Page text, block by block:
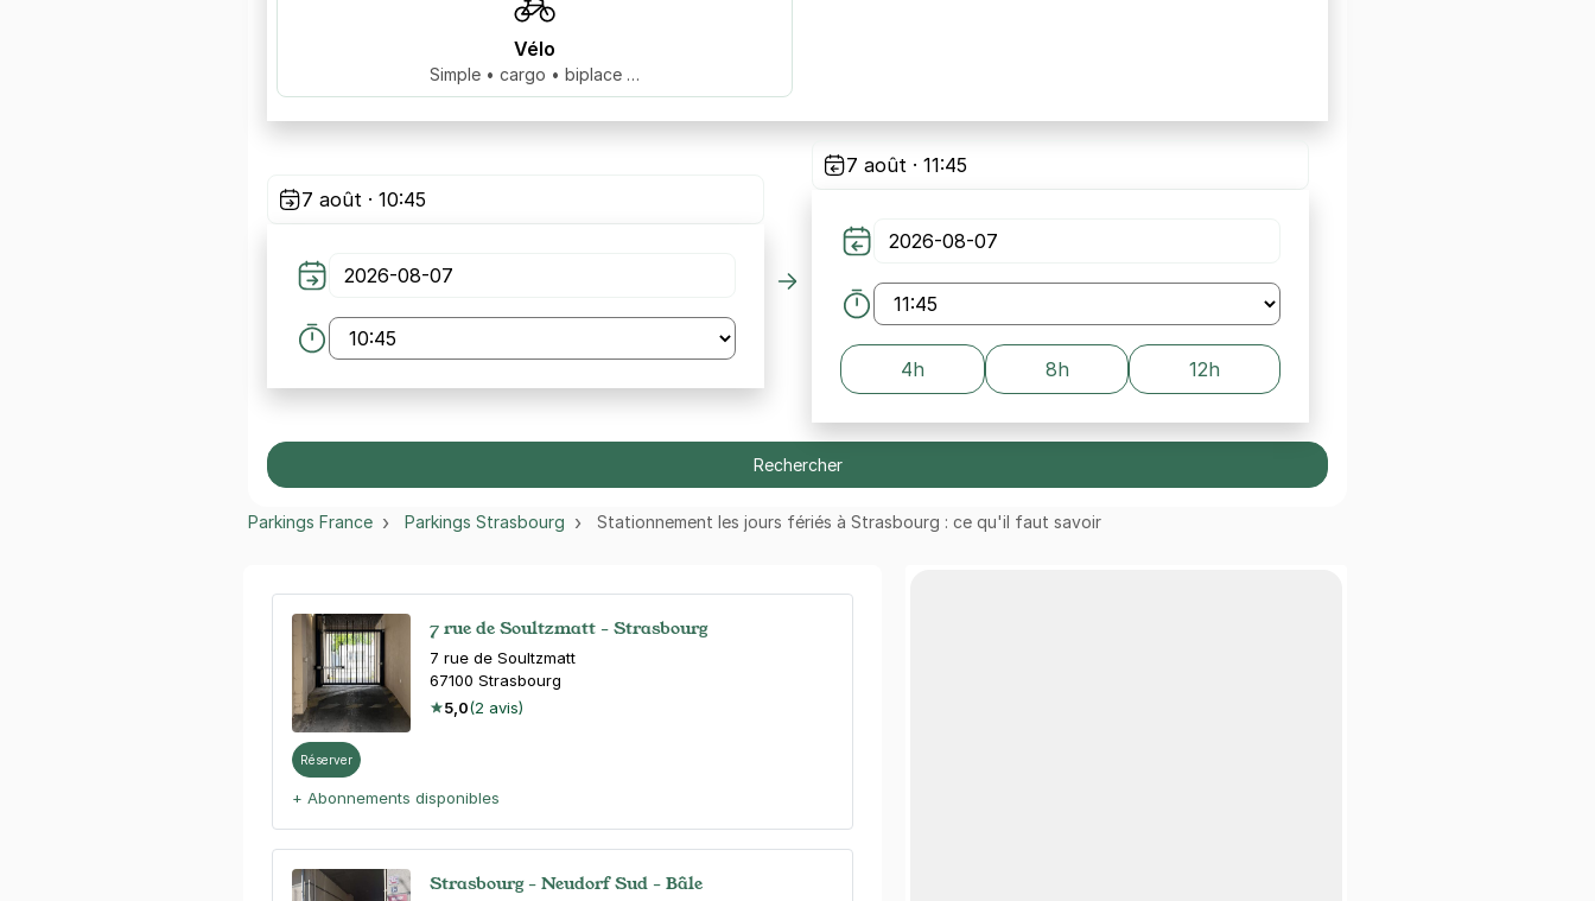
Vélo
Simple • cargo • biplace …
7 août · 10:45
7 août · 11:45
4h 8h 12h
Rechercher
Parkings France Parkings Strasbourg Stationnement les jours fériés à Strasbourg : ce qu'il faut savoir
7 rue de Soultzmatt - Strasbourg
7 rue de Soultzmatt
67100 Strasbourg
5,0(2 avis)
Réserver
+ Abonnements disponibles
Strasbourg - Neudorf Sud - Bâle